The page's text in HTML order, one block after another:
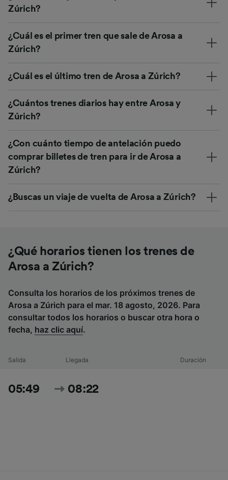
Zúrich?
¿Cuál es el primer tren que sale de Arosa a
Zúrich?
¿Cuál es el último tren de Arosa a Zúrich?
¿Cuántos trenes diarios hay entre Arosa y
Zúrich?
¿Con cuánto tiempo de antelación puedo
comprar billetes de tren para ir de Arosa a
Zúrich?
¿Buscas un viaje de vuelta de Arosa a Zúrich?
¿Qué horarios tienen los trenes de
Arosa a Zúrich?
Consulta los horarios de los próximos trenes de
Arosa a Zúrich para el mar. 18 agosto, 2026. Para
consultar todos los horarios o buscar otra hora o
fecha, haz clic aquí.
Salida Llegada Duración
05:49 08:22